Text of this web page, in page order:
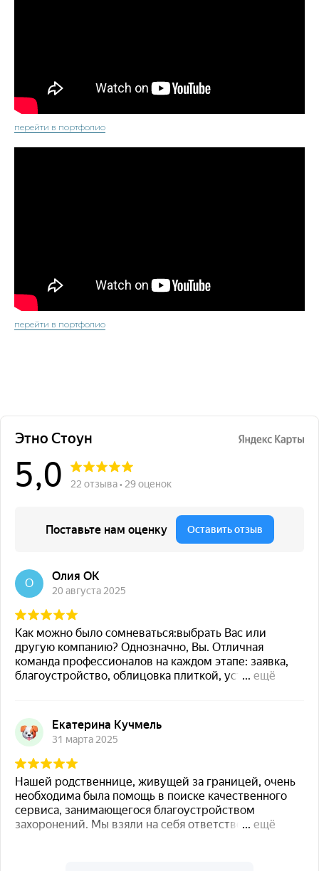
перейти в портфолио
перейти в портфолио